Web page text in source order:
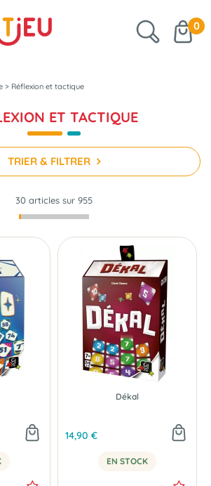
0
> Réflexion et tactique
ET TACTIQUE
TRIER & FILTRER
30 articles sur 955
Dékal
14,90 €
EN STOCK